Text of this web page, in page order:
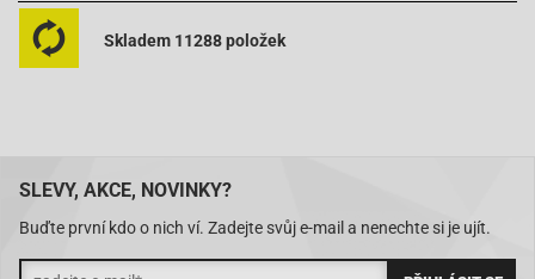
Skladem 11288 položek
SLEVY, AKCE, NOVINKY?
Buďte první kdo o nich ví. Zadejte svůj e-mail a nenechte si je ujít.